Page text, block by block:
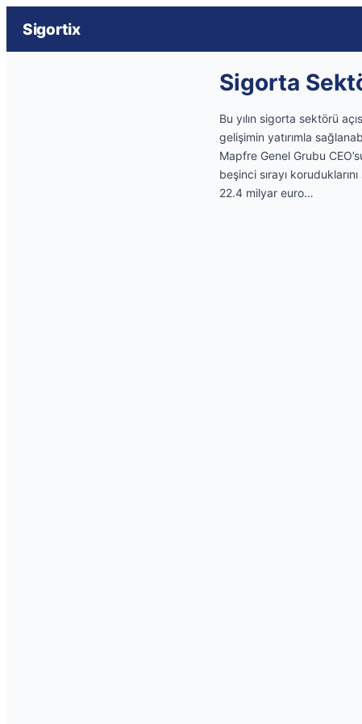
Sigortix
Sigorta
Bu yılın sigorta sektörü
gelişimin yatırımla
Mapfre Genel Grubu
beşinci sırayı
22.4 milyar euro…